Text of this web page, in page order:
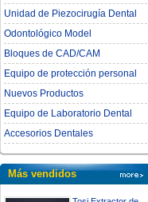
Unidad de Piezocirugía Dental
Odontológico Model
Bloques de CAD/CAM
Equipo de protección personal
Nuevos Productos
Equipo de Laboratorio Dental
Accesorios Dentales
Más vendidos